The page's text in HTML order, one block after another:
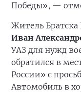
Победы», —
Житель
Иван
УАЗ для нужд
обратился в
России» с
Автомобиль в